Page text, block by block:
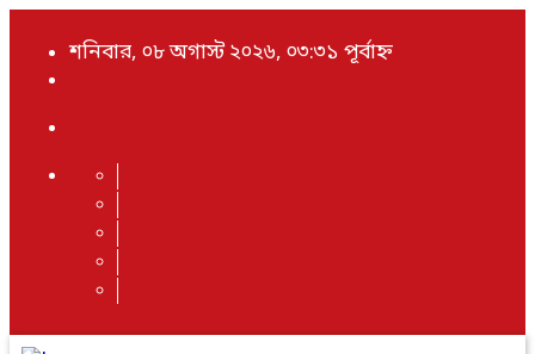
শনিবার, ০৮ অগাস্ট ২০২৬, ০৩:৩১ পূর্বাহ্ন